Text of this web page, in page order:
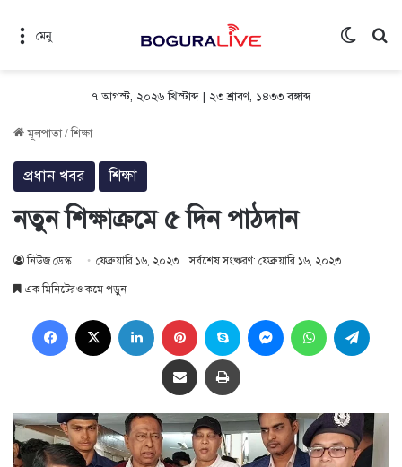
মেনু
৭ আগস্ট, ২০২৬ খ্রিস্টাব্দ| ২৩ শ্রাবণ, ১৪৩৩ বঙ্গাব্দ
মূলপাতা/শিক্ষা
প্রধান খবর শিক্ষা
নতুন শিক্ষাক্রমে ৫ দিন পাঠদান
নিউজ ডেস্ক ফেব্রুয়ারি ১৬, ২০২৩ সর্বশেষ সংষ্করণ: ফেব্রুয়ারি ১৬, ২০২৩
এক মিনিটেরও কমে পড়ুন
Facebook LinkedIn Pinterest Skype MessengerWhatsApp
Share via Email প্রিন্ট